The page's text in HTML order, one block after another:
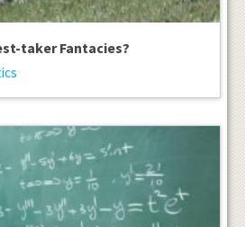
taker Fantacies?